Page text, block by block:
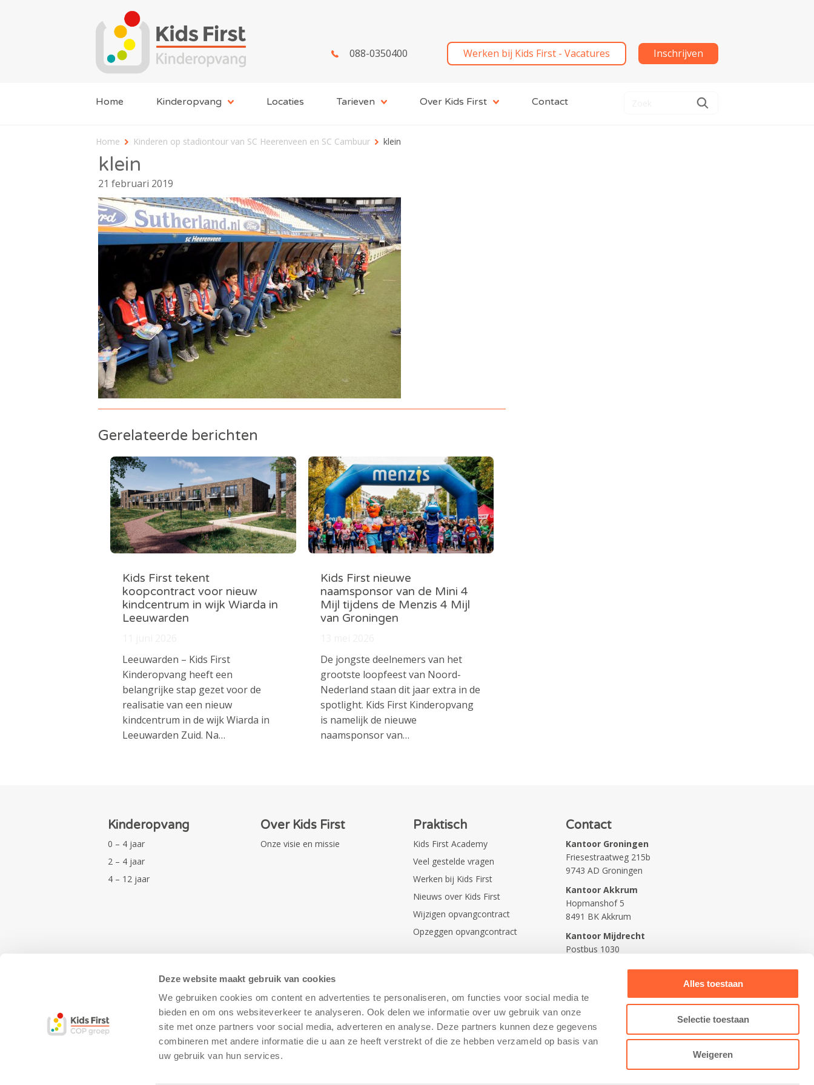
Deze website maakt gebruik van cookies
We gebruiken cookies om content en advertenties te personaliseren, om functies voor social media te
bieden en om ons websiteverkeer te analyseren. Ook delen we informatie over uw gebruik van onze
site met onze partners voor social media, adverteren en analyse. Deze partners kunnen deze gegevens
combineren met andere informatie die u aan ze heeft verstrekt of die ze hebben verzameld op basis van
uw gebruik van hun services.
Alles toestaan
Selectie toestaan
Weigeren
088-0350400 Werken bij Kids First - Vacatures Inschrijven
Home Kinderopvang Locaties Tarieven Over Kids First Contact
Home Kinderen op stadiontour van SC Heerenveen en SC Cambuur klein
klein
21 februari 2019
Gerelateerde berichten
Kids First tekent
koopcontract voor nieuw
kindcentrum in wijk Wiarda in
Leeuwarden
Leeuwarden – Kids First
Kinderopvang heeft een
belangrijke stap gezet voor de
realisatie van een nieuw
kindcentrum in de wijk Wiarda in
Leeuwarden Zuid. Na…
Kids First nieuwe
naamsponsor van de Mini 4
Mijl tijdens de Menzis 4 Mijl
van Groningen
De jongste deelnemers van het
grootste loopfeest van Noord-
Nederland staan dit jaar extra in de
spotlight. Kids First Kinderopvang
is namelijk de nieuwe
naamsponsor van…
Kinderopvang
0 – 4 jaar
2 – 4 jaar
4 – 12 jaar
Over Kids First
Onze visie en missie
Praktisch
Kids First Academy
Veel gestelde vragen
Werken bij Kids First
Nieuws over Kids First
Wijzigen opvangcontract
Opzeggen opvangcontract
Contact
Kantoor Groningen
Friesestraatweg 215b
9743 AD Groningen
Kantoor Akkrum
Hopmanshof 5
8491 BK Akkrum
Kantoor Mijdrecht
Postbus 1030
Lauwers 4
9405 BL Assen
088-0350400
info@kidsfirst.nl